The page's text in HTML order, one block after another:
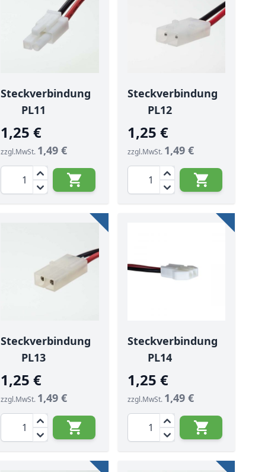
Steckverbindung
PL11
1,25 €
zzgl.MwSt. 1,49 €
Menge
Steckverbindung
PL12
1,25 €
zzgl.MwSt. 1,49 €
Menge
Steckverbindung
PL13
1,25 €
zzgl.MwSt. 1,49 €
Menge
Steckverbindung
PL14
1,25 €
zzgl.MwSt. 1,49 €
Menge